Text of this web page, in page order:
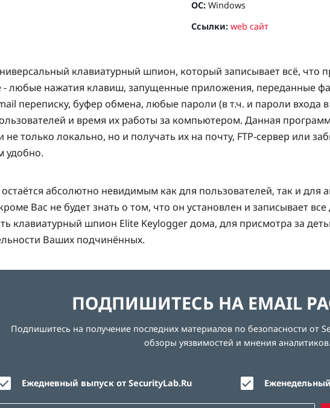
ОС: Windows
Ссылки: web сайт
клавиатурный шпион, который записывает всё, что
любые нажатия клавиш, запущенные приложения, переданные
переписку, буфер обмена, любые пароли (в т.ч. и пароли входа в
и время их работы за компьютером. Данная
не только локально, но и получать их на почту, FTP-сервер или
удобно.
абсолютно невидимым как для пользователей, так и для
Вас не будет знать о том, что он установлен и записывает
клавиатурный шпион Elite Keylogger дома, для присмотра за
Ваших подчинённых.
ПОДПИШИТЕСЬ НА EMAIL
Подпишитесь на получение последних материалов по безопасности от
обзоры уязвимостей и мнения аналитиков.
Ежедневный выпуск от SecurityLab.Ru